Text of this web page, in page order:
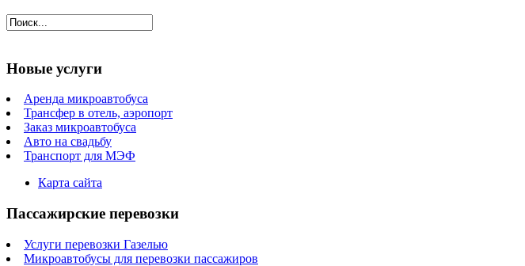
Новые услуги
Аренда микроавтобуса
Трансфер в отель, аэропорт
Заказ микроавтобуса
Авто на свадьбу
Транспорт для МЭФ
Карта сайта
Пассажирские перевозки
Услуги перевозки Газелью
Микроавтобусы для перевозки пассажиров